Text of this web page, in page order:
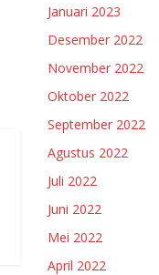
Januari 2023
Desember 2022
November 2022
Oktober 2022
September 2022
Agustus 2022
Juli 2022
Juni 2022
Mei 2022
April 2022